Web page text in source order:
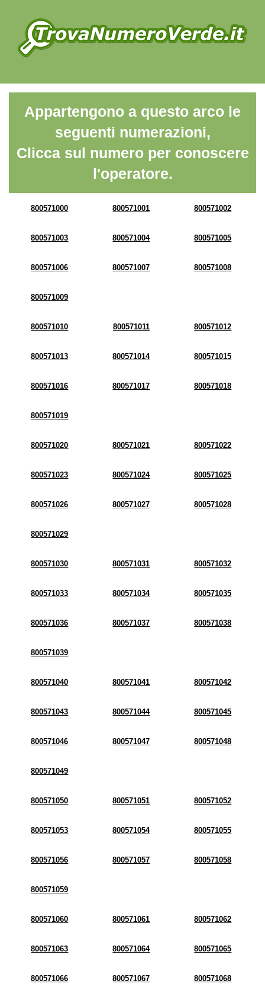
Appartengono a questo arco le
seguenti numerazioni,
Clicca sul numero per conoscere
l'operatore.
800571000 800571001 800571002
800571003 800571004 800571005
800571006 800571007 800571008
800571009
800571010 800571011 800571012
800571013 800571014 800571015
800571016 800571017 800571018
800571019
800571020 800571021 800571022
800571023 800571024 800571025
800571026 800571027 800571028
800571029
800571030 800571031 800571032
800571033 800571034 800571035
800571036 800571037 800571038
800571039
800571040 800571041 800571042
800571043 800571044 800571045
800571046 800571047 800571048
800571049
800571050 800571051 800571052
800571053 800571054 800571055
800571056 800571057 800571058
800571059
800571060 800571061 800571062
800571063 800571064 800571065
800571066 800571067 800571068